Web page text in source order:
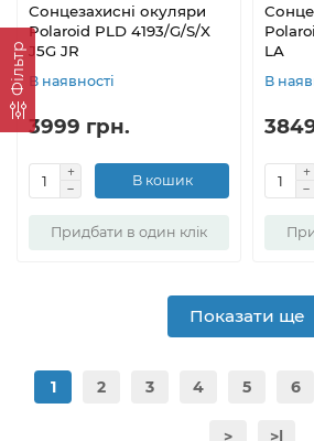
Сонцезахисні окуляри
Polaroid PLD 4193/G/S/X
J5G JR
В наявності
3999 грн.
В кошик
Придбати в один клік
LA
В
Показати ще
1 2 3 4 5 6
> >|
Фільтр